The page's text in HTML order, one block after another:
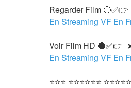
Regarder Film
En Streaming VF En
Voir Film HD 🔴✅👉
En Streaming VF En
⭐⭐⭐ ⭐⭐⭐⭐⭐⭐